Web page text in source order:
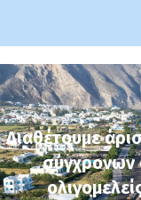
Διαθέτουμε
σύγχρονων